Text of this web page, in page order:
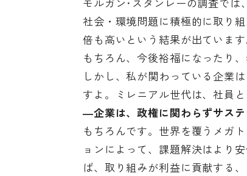
社会・環境問題に積極的に取り
倍も高いという結果が出ています
もちろん、今後裕福になったり
しかし、私が関わっている企業
すよ。ミレニアル世代は、社員
―企業は、政権に関わらずサス
もちろんです。世界を覆うメガ
ョンによって、課題解決はより
ば、取り組みが利益に貢献する